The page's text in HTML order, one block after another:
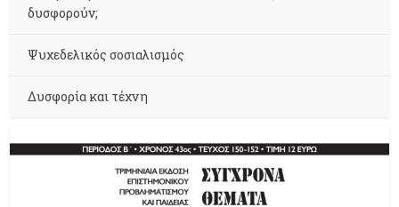
δυσφορούν;
Ψυχεδελικός σοσιαλισμός
Δυσφορία και τέχνη